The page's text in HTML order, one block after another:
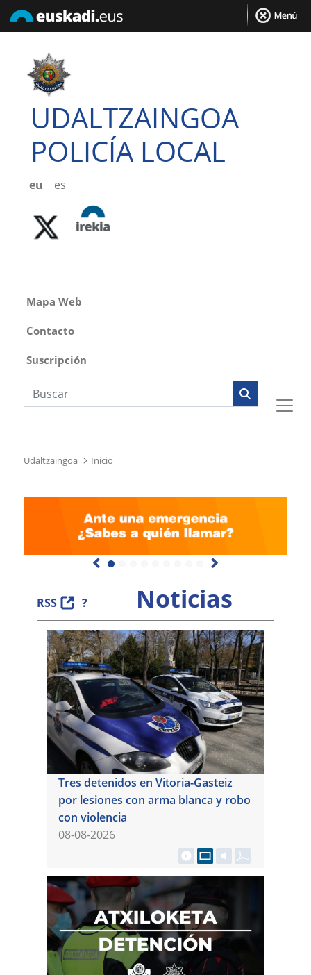
UDALTZAINGOA
POLICÍA LOCAL
eu es
Mapa Web
Contacto
Suscripción
Búsqueda web
Udaltzaingoa Inicio
Previous
RSS ? Noticias
Tres detenidos en Vitoria-Gasteiz
por lesiones con arma blanca y robo
con violencia
08-08-2026